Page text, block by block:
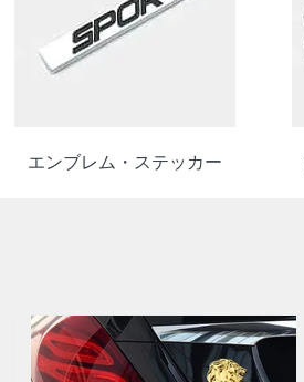
エンブレム・ステッカー